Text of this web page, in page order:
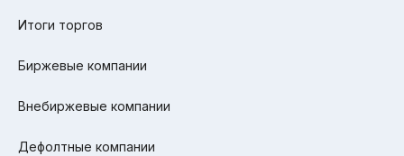
Итоги торгов
Биржевые компании
Внебиржевые компании
Дефолтные компании